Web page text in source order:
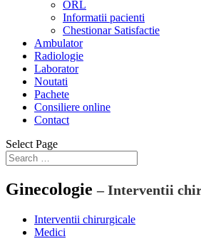
ORL
Informatii pacienti
Chestionar Satisfactie
Ambulator
Radiologie
Laborator
Noutati
Pachete
Consiliere online
Contact
Select Page
Ginecologie– Interventii
Interventii chirurgicale
Medici